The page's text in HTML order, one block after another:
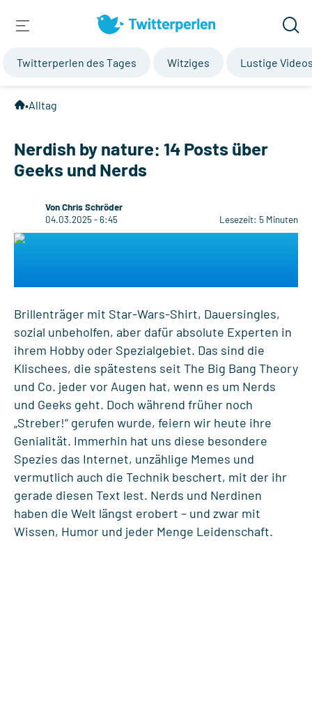
Twitterperlen des Tages Witziges Lustige
•Alltag
Nerdish by nature: 14 Posts über
Geeks und Nerds
Von Chris Schröder
04.03.2025 - 6:45
Lesezeit: 5 Minuten
Brillenträger mit Star-Wars-Shirt, Dauersingles,
sozial unbeholfen, aber dafür absolute Experten in
ihrem Hobby oder Spezialgebiet. Das sind die
Klischees, die spätestens seit The Big Bang Theory
und Co. jeder vor Augen hat, wenn es um Nerds
und Geeks geht. Doch während früher noch
„Streber!“ gerufen wurde, feiern wir heute ihre
Genialität. Immerhin hat uns diese besondere
Spezies das Internet, unzählige Memes und
vermutlich auch die Technik beschert, mit der ihr
gerade diesen Text lest. Nerds und Nerdinen
haben die Welt längst erobert – und zwar mit
Wissen, Humor und jeder Menge Leidenschaft.